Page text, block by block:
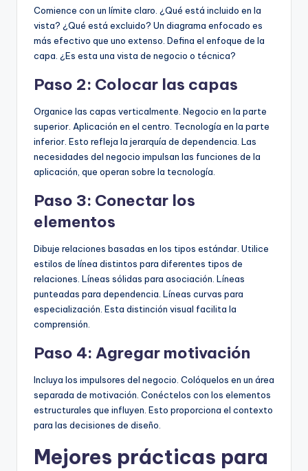
Comience con un límite claro. ¿Qué está incluido en la
vista? ¿Qué está excluido? Un diagrama enfocado es
más efectivo que uno extenso. Defina el enfoque de la
capa. ¿Es esta una vista de negocio o técnica?
Paso 2: Colocar las capas
Organice las capas verticalmente. Negocio en la parte
superior. Aplicación en el centro. Tecnología en la parte
inferior. Esto refleja la jerarquía de dependencia. Las
necesidades del negocio impulsan las funciones de la
aplicación, que operan sobre la tecnología.
Paso 3: Conectar los
elementos
Dibuje relaciones basadas en los tipos estándar. Utilice
estilos de línea distintos para diferentes tipos de
relaciones. Líneas sólidas para asociación. Líneas
punteadas para dependencia. Líneas curvas para
especialización. Esta distinción visual facilita la
comprensión.
Paso 4: Agregar motivación
Incluya los impulsores del negocio. Colóquelos en un área
separada de motivación. Conéctelos con los elementos
estructurales que influyen. Esto proporciona el contexto
para las decisiones de diseño.
Mejores prácticas para